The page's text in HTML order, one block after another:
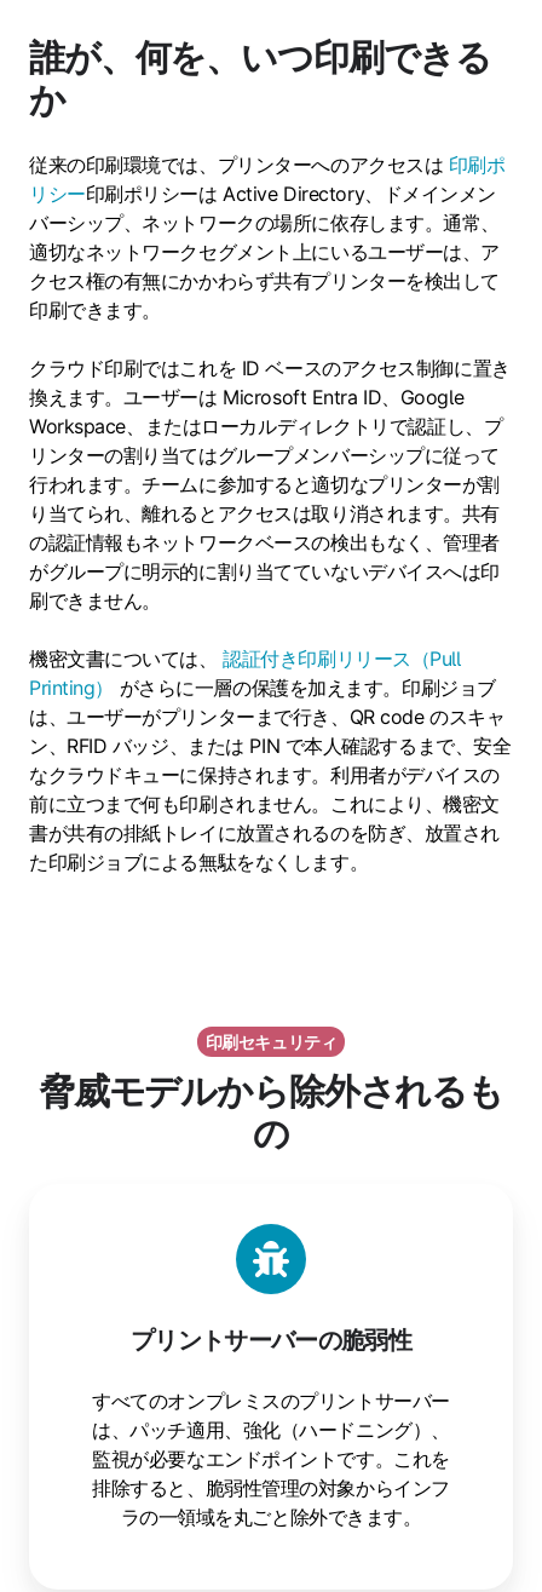
誰が、何を、いつ印刷できる
か
従来の印刷環境では、プリンターへのアクセスは 印刷ポ
リシー印刷ポリシーは Active Directory、ドメインメン
バーシップ、ネットワークの場所に依存します。通常、
適切なネットワークセグメント上にいるユーザーは、ア
クセス権の有無にかかわらず共有プリンターを検出して
印刷できます。
クラウド印刷ではこれを ID ベースのアクセス制御に置き
換えます。ユーザーは Microsoft Entra ID、Google
Workspace、またはローカルディレクトリで認証し、プ
リンターの割り当てはグループメンバーシップに従って
行われます。チームに参加すると適切なプリンターが割
り当てられ、離れるとアクセスは取り消されます。共有
の認証情報もネットワークベースの検出もなく、管理者
がグループに明示的に割り当てていないデバイスへは印
刷できません。
機密文書については、認証付き印刷リリース（Pull
Printing）
がさらに一層の保護を加えます。印刷ジョブ
は、ユーザーがプリンターまで行き、QR code のスキャ
ン、RFID バッジ、または PIN で本人確認するまで、安全
なクラウドキューに保持されます。利用者がデバイスの
前に立つまで何も印刷されません。これにより、機密文
書が共有の排紙トレイに放置されるのを防ぎ、放置され
た印刷ジョブによる無駄をなくします。
印刷セキュリティ
脅威モデルから除外されるも
の
プリントサーバーの脆弱性
すべてのオンプレミスのプリントサーバー
は、パッチ適用、強化（ハードニング）、
監視が必要なエンドポイントです。これを
排除すると、脆弱性管理の対象からインフ
ラの一領域を丸ごと除外できます。